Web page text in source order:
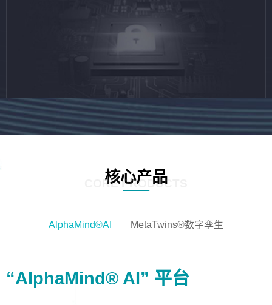
核心产品
CORE PRODUCTS
AlphaMind®AI MetaTwins®数字孪生
“AlphaMind® AI” 平台